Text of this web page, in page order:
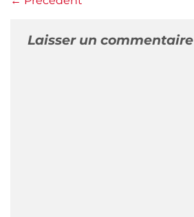
Laisser un commentaire